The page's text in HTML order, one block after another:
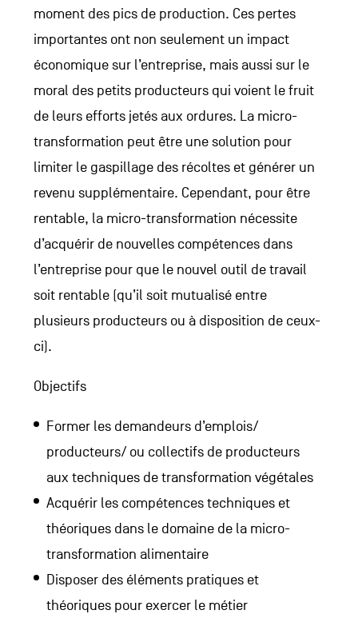
moment des pics de production. Ces pertes
importantes ont non seulement un impact
économique sur l’entreprise, mais aussi sur le
moral des petits producteurs qui voient le fruit
de leurs efforts jetés aux ordures. La micro-
transformation peut être une solution pour
limiter le gaspillage des récoltes et générer un
revenu supplémentaire. Cependant, pour être
rentable, la micro-transformation nécessite
d’acquérir de nouvelles compétences dans
l’entreprise pour que le nouvel outil de travail
soit rentable (qu’il soit mutualisé entre
plusieurs producteurs ou à disposition de ceux-
ci).
Objectifs
Former les demandeurs d’emplois/
producteurs/ ou collectifs de producteurs
aux techniques de transformation végétales
Acquérir les compétences techniques et
théoriques dans le domaine de la micro-
transformation alimentaire
Disposer des éléments pratiques et
théoriques pour exercer le métier